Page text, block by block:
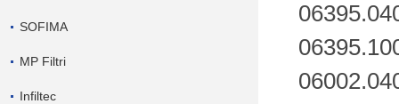
SOFIMA
MP Filtri
Infiltec